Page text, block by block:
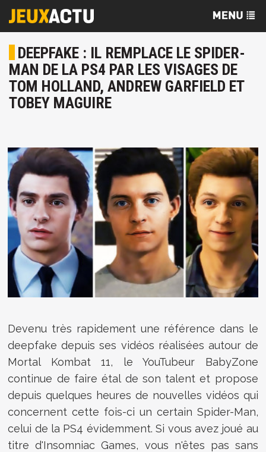
DEEPFAKE : IL REMPLACE LE SPIDER-
MAN DE LA PS4 PAR LES VISAGES DE
TOM HOLLAND, ANDREW GARFIELD ET
TOBEY MAGUIRE
Devenu très rapidement une référence dans le
deepfake depuis ses vidéos réalisées autour de
Mortal Kombat 11, le YouTubeur BabyZone
continue de faire étal de son talent et propose
depuis quelques heures de nouvelles vidéos qui
concernent cette fois-ci un certain Spider-Man,
celui de la PS4 évidemment. Si vous avez joué au
titre d'Insomniac Games, vous n'êtes pas sans